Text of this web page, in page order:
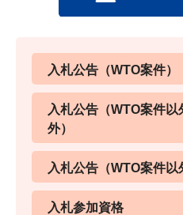
入札公告（WTO案件）
入札公告（WTO案件
外）
入札公告（WTO案件以
入札参加資格